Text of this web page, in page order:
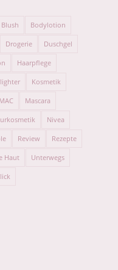
Blush Bodylotion
Drogerie Duschgel
Haarpflege
Kosmetik
MAC Mascara
Nivea
Review Rezepte
Haut Unterwegs